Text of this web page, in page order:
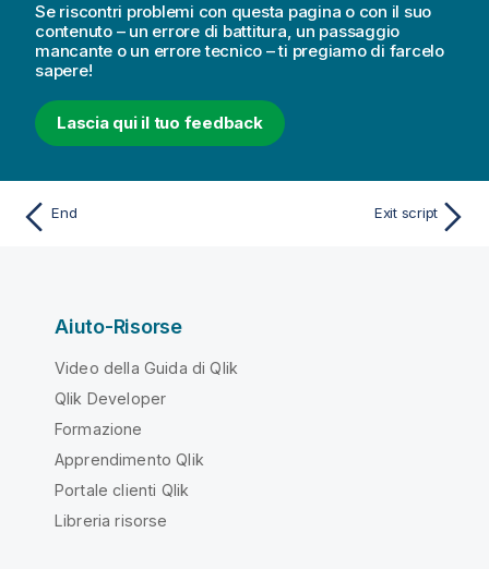
Se riscontri problemi con questa pagina o con il suo
contenuto – un errore di battitura, un passaggio
mancante o un errore tecnico – ti pregiamo di farcelo
sapere!
Lascia qui il tuo feedback
End Exit script
Aiuto-Risorse
Video della Guida di Qlik
Qlik Developer
Formazione
Apprendimento Qlik
Portale clienti Qlik
Libreria risorse